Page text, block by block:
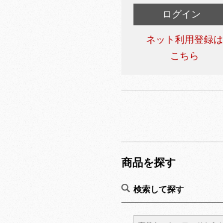
ログイン
ネット利用登録は
こちら
商品を探す
検索して探す